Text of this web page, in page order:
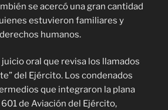
se acercó una gran cantidad
estuvieron familiares y
humanos.
oral que revisa los llamados
del Ejército. Los condenados
que integraron la plana
de Aviación del Ejército,